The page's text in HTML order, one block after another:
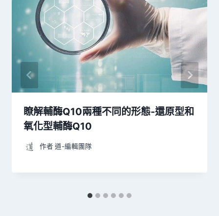
瞭解輔酶Q10兩種不同的形態-還原型和
氧化型輔酶Q10
作者 道-編輯團隊